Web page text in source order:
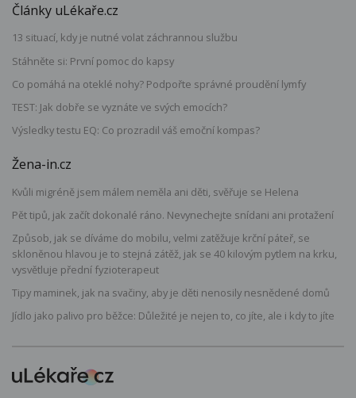
Články uLékaře.cz
13 situací, kdy je nutné volat záchrannou službu
Stáhněte si: První pomoc do kapsy
Co pomáhá na oteklé nohy? Podpořte správné proudění lymfy
TEST: Jak dobře se vyznáte ve svých emocích?
Výsledky testu EQ: Co prozradil váš emoční kompas?
Žena-in.cz
Kvůli migréně jsem málem neměla ani děti, svěřuje se Helena
Pět tipů, jak začít dokonalé ráno. Nevynechejte snídani ani protažení
Způsob, jak se díváme do mobilu, velmi zatěžuje krční páteř, se
skloněnou hlavou je to stejná zátěž, jak se 40 kilovým pytlem na krku,
vysvětluje přední fyzioterapeut
Tipy maminek, jak na svačiny, aby je děti nenosily nesnědené domů
Jídlo jako palivo pro běžce: Důležité je nejen to, co jíte, ale i kdy to jíte